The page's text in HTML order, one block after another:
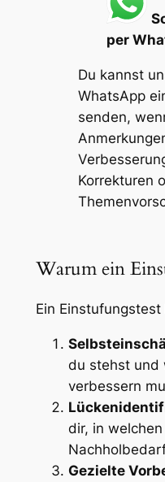
per
Du kannst
WhatsApp
senden,
Korrekturen
Warum ein
Ein
du stehst und
verbessern
dir, in
Gezielte